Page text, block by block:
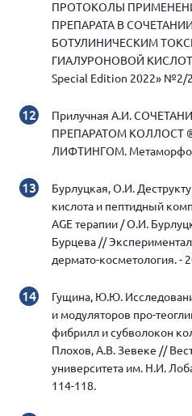
ПРОТОКОЛЫ
ПРЕПАРАТА В
БОТУЛИНИЧЕСКИМ
ГИАЛУРОНОВОЙ
Special Edition 2022» №2/
Прилучная А.И.
ПРЕПАРАТОМ КОЛЛОСТ
ЛИФТИНГОМ.
Бурлуцкая, О.И.
кислота и пептидный
AGE терапии / О.И.
Бурцева //
дермато-косметология. -
Гущина, Ю.Ю.
и модуляторов про-
фибрилл и субволокон
Плохов, А.В. Зевеке //
университета им. Н.И.
114-118.